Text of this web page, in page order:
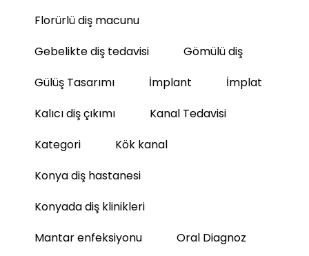
Florürlü diş macunu
Gebelikte diş tedavisi
Gömülü diş
Gülüş Tasarımı
İmplant
İmplat
Kalıcı diş çıkımı
Kanal Tedavisi
Kategori
Kök kanal
Konya diş hastanesi
Konyada diş klinikleri
Mantar enfeksiyonu
Oral Diagnoz